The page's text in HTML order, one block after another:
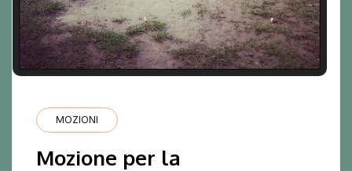
MOZIONI
Mozione per la